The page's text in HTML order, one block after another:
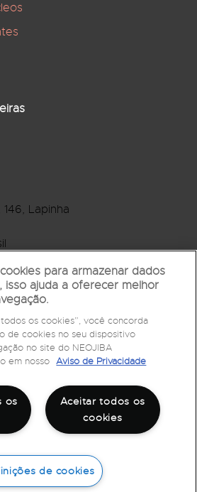
, Lapinha
Bairro Barbalho
os direitos reservados
para armazenar dados
isso ajuda a oferecer melhor
os cookies”, você concorda
de cookies no seu dispositivo
no site do NEOJIBA
em nosso Aviso de Privacidade
Aceitar todos os
cookies
os
de cookies